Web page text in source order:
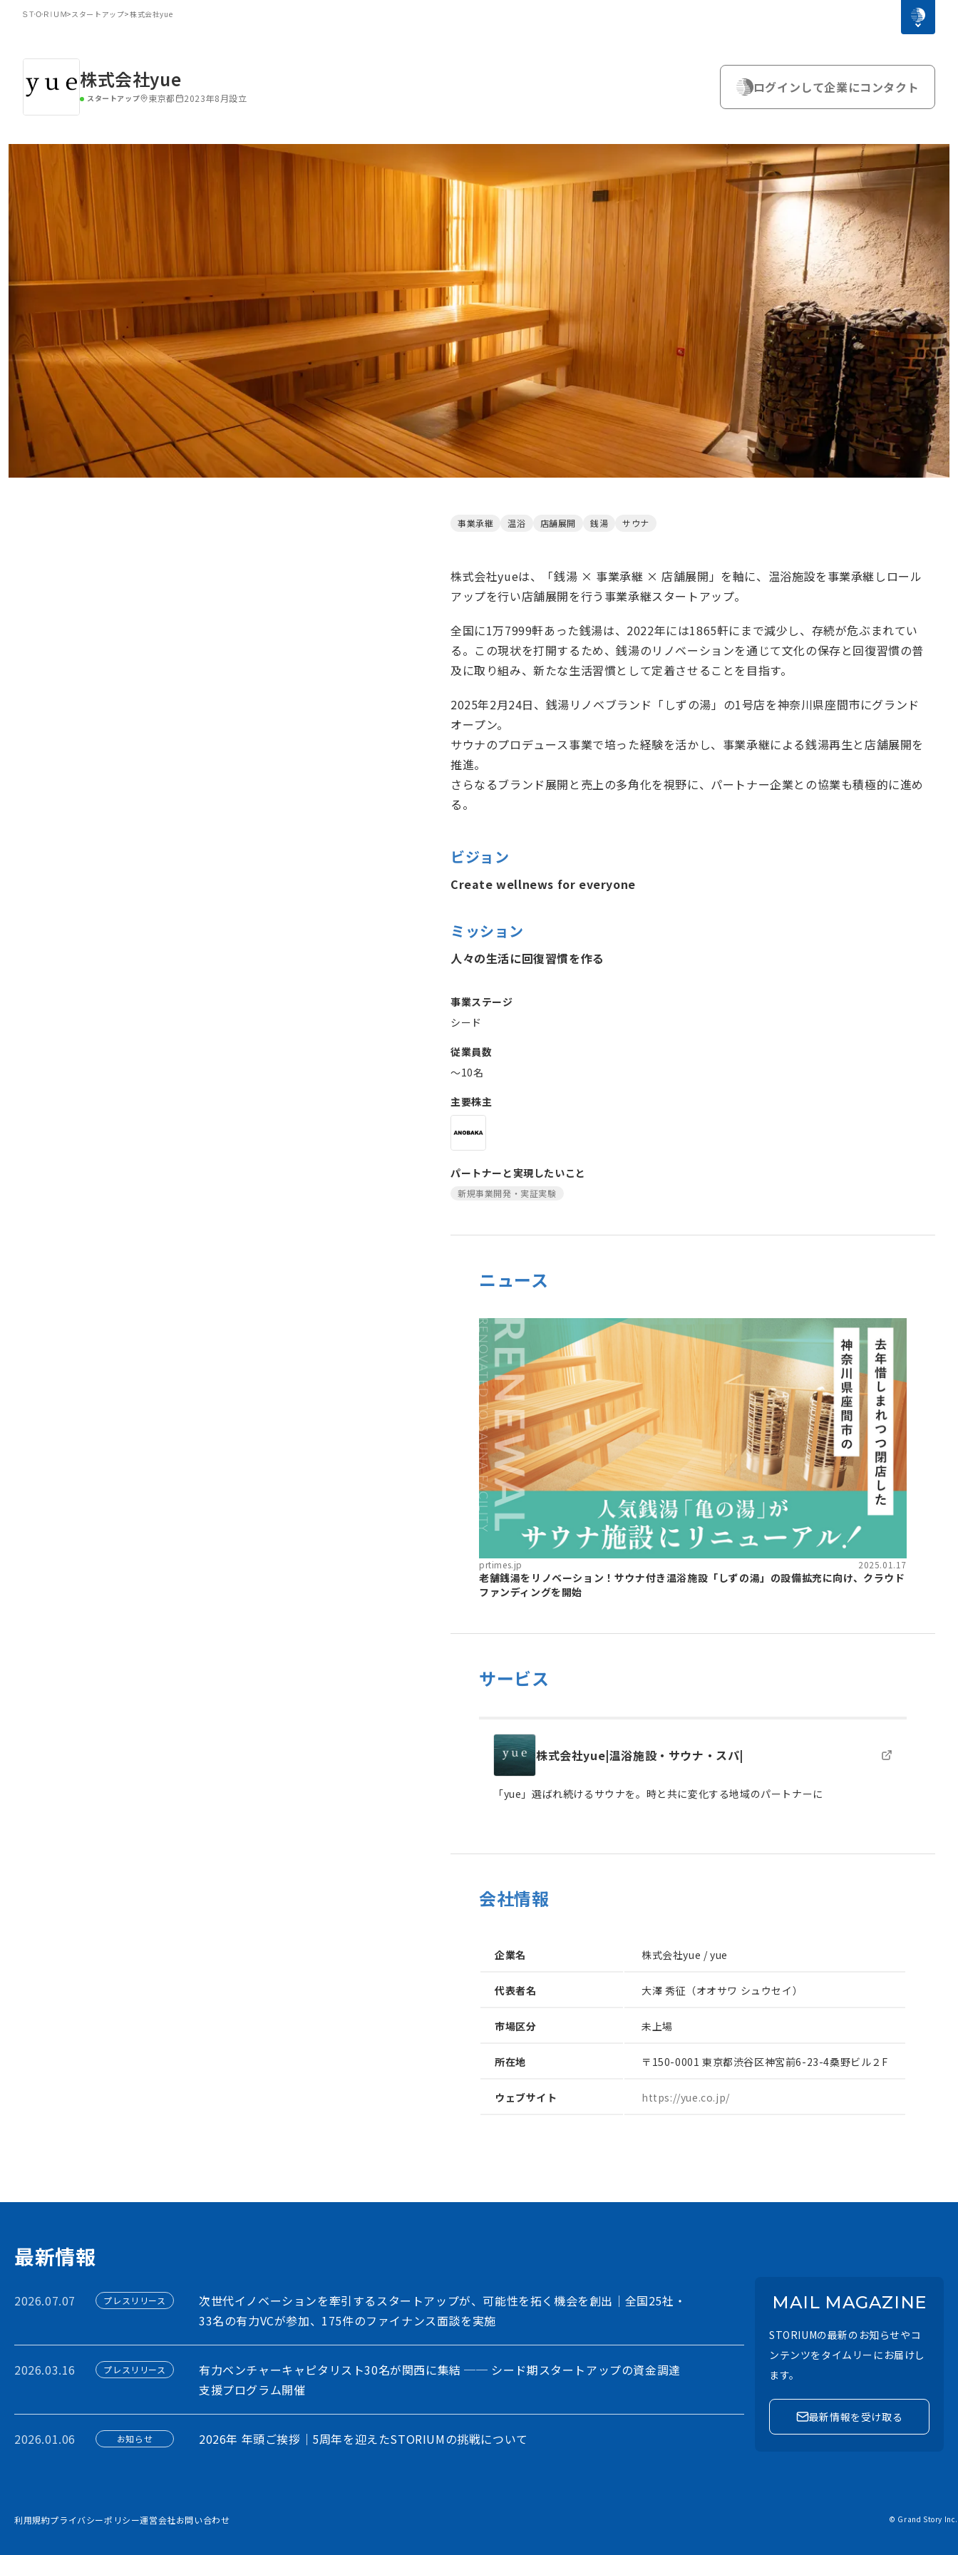
>スタートアップ>株式会社yue
株式会社yue
スタートアップ 東京都 2023年8月設立
ログインして企業にコンタクト
事業承継 温浴 店舗展開 銭湯 サウナ
株式会社yueは、「銭湯 × 事業承継 × 店舗展開」を軸に、温浴施設を事業承継しロール
アップを行い店舗展開を行う事業承継スタートアップ。
全国に1万7999軒あった銭湯は、2022年には1865軒にまで減少し、存続が危ぶまれてい
る。この現状を打開するため、銭湯のリノベーションを通じて文化の保存と回復習慣の普
及に取り組み、新たな生活習慣として定着させることを目指す。
2025年2月24日、銭湯リノベブランド「しずの湯」の1号店を神奈川県座間市にグランド
オープン。
サウナのプロデュース事業で培った経験を活かし、事業承継による銭湯再生と店舗展開を
推進。
さらなるブランド展開と売上の多角化を視野に、パートナー企業との協業も積極的に進め
る。
ビジョン
Create wellnews for everyone
ミッション
人々の生活に回復習慣を作る
事業ステージ
シード
従業員数
〜10名
主要株主
パートナーと実現したいこと
新規事業開発・実証実験
ニュース
prtimes.jp 2025.01.17
老舗銭湯をリノベーション！サウナ付き温浴施設「しずの湯」の設備拡充に向け、クラウド
ファンディングを開始
サービス
株式会社yue|温浴施設・サウナ・スパ|
「yue」選ばれ続けるサウナを。時と共に変化する地域のパートナーに
会社情報
企業名 株式会社yue / yue
代表者名 大澤 秀征（オオサワ シュウセイ）
市場区分 未上場
所在地 〒150-0001 東京都渋谷区神宮前6-23-4桑野ビル２F
ウェブサイト https://yue.co.jp/
最新情報
2026.07.07 プレスリリース
次世代イノベーションを牽引するスタートアップが、可能性を拓く機会を創出｜全国25社・
33名の有力VCが参加、175件のファイナンス面談を実施
2026.03.16 プレスリリース
有力ベンチャーキャピタリスト30名が関西に集結 ── シード期スタートアップの資金調達
支援プログラム開催
2026.01.06 お知らせ 2026年 年頭ご挨拶｜5周年を迎えたSTORIUMの挑戦について
MAIL MAGAZINE
STORIUMの最新のお知らせやコ
ンテンツをタイムリーにお届けし
ます。
最新情報を受け取る
利用規約プライバシーポリシー運営会社お問い合わせ © Grand Story Inc.